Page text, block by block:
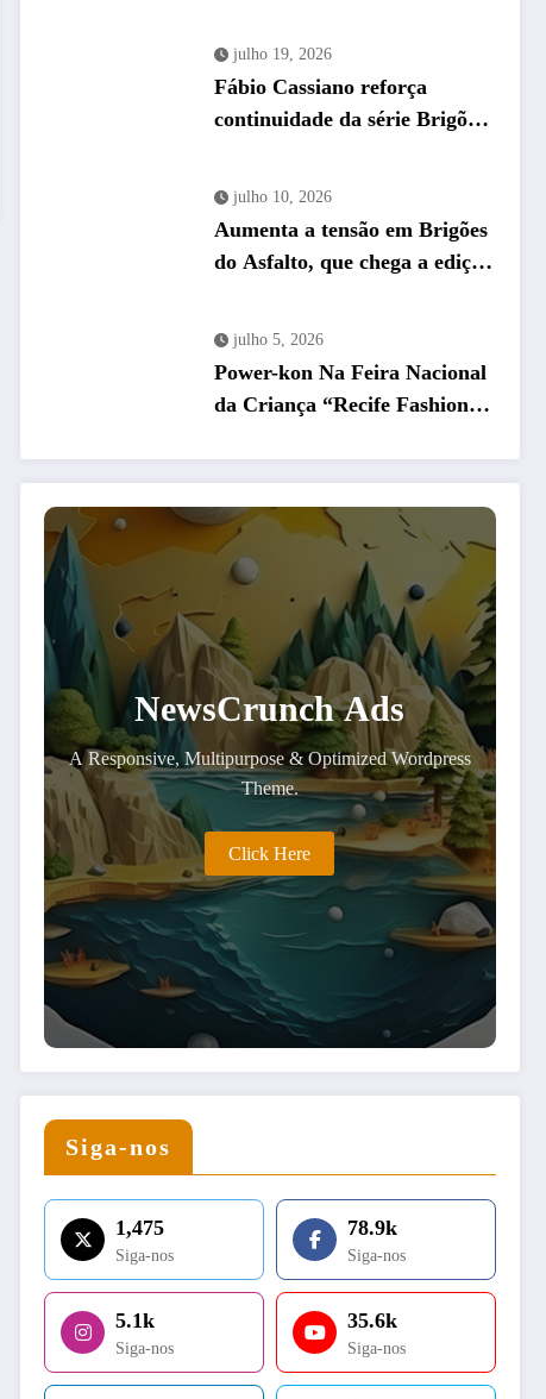
julho 19, 2026
Fábio Cassiano reforça
continuidade da série Brigões
julho 10, 2026
Aumenta a tensão em Brigões
do Asfalto, que chega a edição
julho 5, 2026
Power-kon Na Feira Nacional
da Criança “Recife Fashion
NewsCrunch Ads
A Responsive, Multipurpose & Optimized Wordpress
Theme.
Click Here
Siga-nos
1,475
Siga-nos
78.9k
Siga-nos
5.1k
Siga-nos
35.6k
Siga-nos